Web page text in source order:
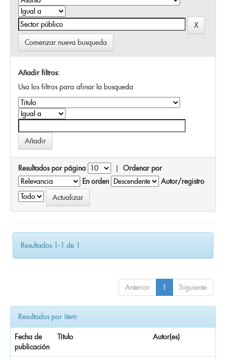
Comenzar nueva busqueda
Añadir filtros:
Usa los filtros para afinar la busqueda.
Resultados por página | Ordenar por
En orden
Autor/registro
Resultados 1-1 de 1.
Anterior 1 Siguiente
Resultados por ítem:
Fecha de
publicación
Título Autor(es)